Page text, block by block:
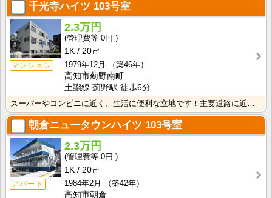
千光寺ハイツ 103号室
マンション
2.3万円
0円
1K
20㎡
1979年12月
（築46年）
高知市薊野南町
土讃線 薊野駅 徒歩6分
スーパーやコンビニに近く、生活に便利な立地です！主要道路に近いので、中心地へのアクセスも良好！
朝倉ニュータウンハイツ 103号室
アパート
2.3万円
0円
1K
20㎡
1984年2月
（築42年）
高知市朝倉